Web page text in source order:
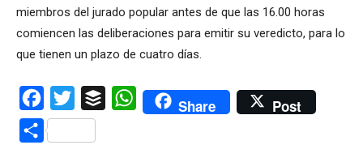
miembros del jurado popular antes de que las 16.00 horas
comiencen las deliberaciones para emitir su veredicto, para lo
que tienen un plazo de cuatro días.
Facebook
Twitter Buffer WhatsAppShare Post
Compartir